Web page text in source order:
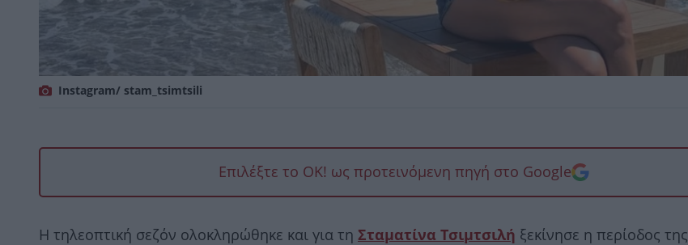
Instagram/ stam_tsimtsili
Επιλέξτε το OK! ως προτεινόμενη πηγή στο Google
Η τηλεοπτική σεζόν ολοκληρώθηκε και για τη Σταματίνα Τσιμτσιλή ξεκίνησε η περίοδος της